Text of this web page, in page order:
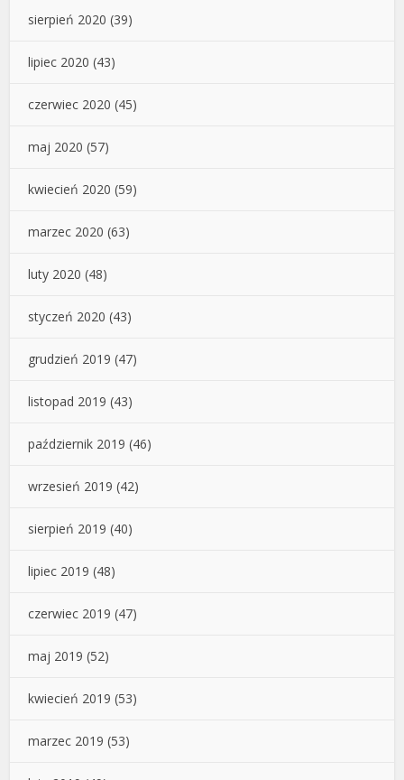
sierpień 2020 (39)
lipiec 2020 (43)
czerwiec 2020 (45)
maj 2020 (57)
kwiecień 2020 (59)
marzec 2020 (63)
luty 2020 (48)
styczeń 2020 (43)
grudzień 2019 (47)
listopad 2019 (43)
październik 2019 (46)
wrzesień 2019 (42)
sierpień 2019 (40)
lipiec 2019 (48)
czerwiec 2019 (47)
maj 2019 (52)
kwiecień 2019 (53)
marzec 2019 (53)